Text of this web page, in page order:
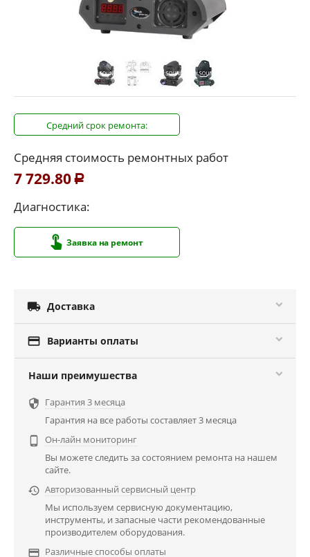
Средний срок ремонта:
Средняя стоимость ремонтных работ
7 729.80 Р
Диагностика:
Заявка на ремонт
 Доставка
 Варианты оплаты
Наши преимушества
 Гарантия 3 месяца
Гарантия на все работы составляет 3 месяца

Он-лайн мониторинг
Вы можете следить за состоянием ремонта на нашем
сайте.
 Авторизованный сервисный центр
Мы используем сервисную документацию,
инструменты, и запасные части рекомендованные
производителем оборудования.
 Различные способы оплаты